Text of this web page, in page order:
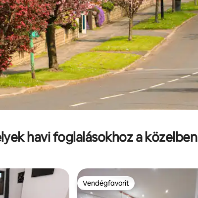
havi foglalásokhoz a közelben
Vendégfavorit
Vendégfavorit